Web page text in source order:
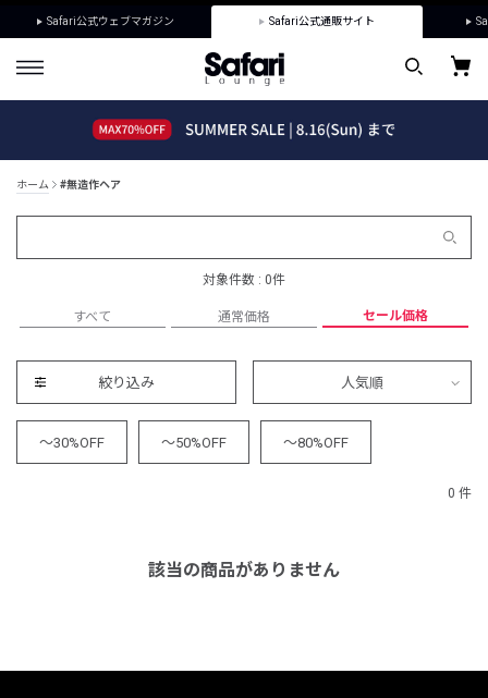
Safari公式ウェブマガジン Safari公式通販サイト
ホーム #無造作ヘア
対象件数 : 0件
すべて 通常価格 セール価格
絞り込み 人気順
～30%OFF ～50%OFF ～80%OFF
0 件
該当の商品がありません